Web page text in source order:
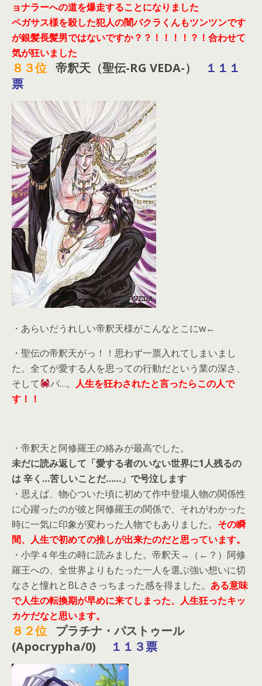
ョナラーへの道を爆走することになりました
ペガサス様を殺した犯人の闇バクラくんもツンツンです
が銀髪長髪男ではないですか？？！！！！？！合わせて
気が狂いました
８３位帝釈天（聖伝-RG VEDA-）
１１１
票
・あらいだうれしい帝釈天様がこんなとこにw←
・聖伝の帝釈天がっ！！思わず一票入れてしまいまし
た。全てが愛する人を思っての行動だという業の深さ、
そして
バ…。 人生を狂わされたと言ったらこの人で
す！！
・帝釈天と阿修羅王の絡みが最高でした。
未だに読み返して「愛する者のいない世界に1人残るの
は 辛く…苦しいことだ……」で号泣します
・思えば、物心ついた頃に初めて作中登場人物の関係性
に心躍ったのが彼と阿修羅王の関係で、それがわかった
時に一気に印象が変わった人物でもありました。 その瞬
間、人生で初めての推しが出来たのだと思っています。
・小学４年生の時に読みました。帝釈天→（←？）阿修
羅王への、全世界よりもたった一人を選ぶ強い想いに切
なさと憧れとBLささっちまった感を得ました。 ある意味
で人生の転換期が早めに来てしまった、人生狂ったキッ
カケだなと思います。
８２位 プラチナ・パストゥール
(Apocrypha/0)
１１３票